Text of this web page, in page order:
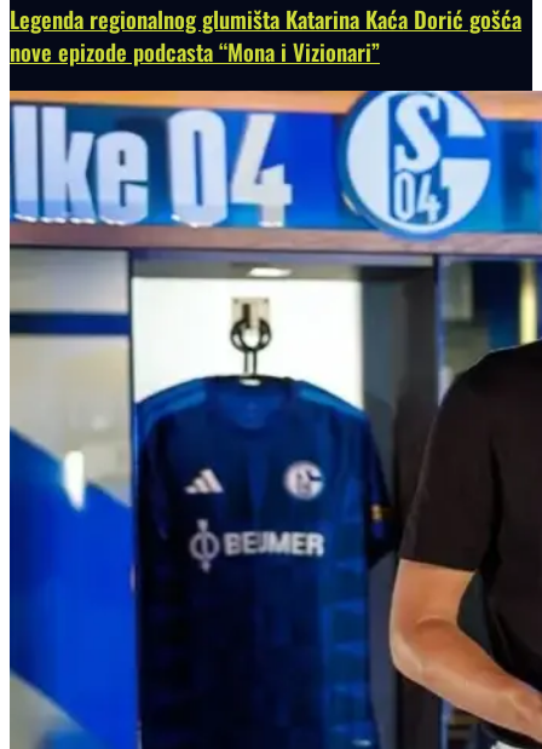
Legenda regionalnog glumišta Katarina Kaća Dorić gošća
nove epizode podcasta “Mona i Vizionari”